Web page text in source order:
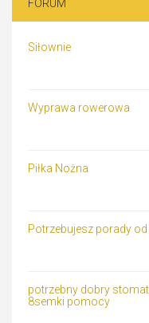
FORUM
Siłownie
Wyprawa rowerowa
Piłka Nożna
Potrzebujesz porady
potrzebny dobry
8semki pomocy